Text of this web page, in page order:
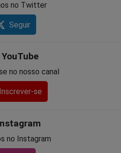
no Twitter
Seguir
YouTube
no nosso canal
Inscrever-se
no Instagram